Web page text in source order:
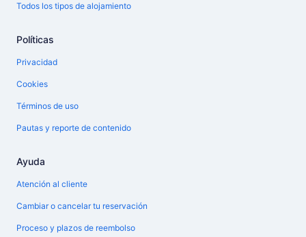
Todos los tipos de alojamiento
Políticas
Privacidad
Cookies
Términos de uso
Pautas y reporte de contenido
Ayuda
Atención al cliente
Cambiar o cancelar tu reservación
Proceso y plazos de reembolso